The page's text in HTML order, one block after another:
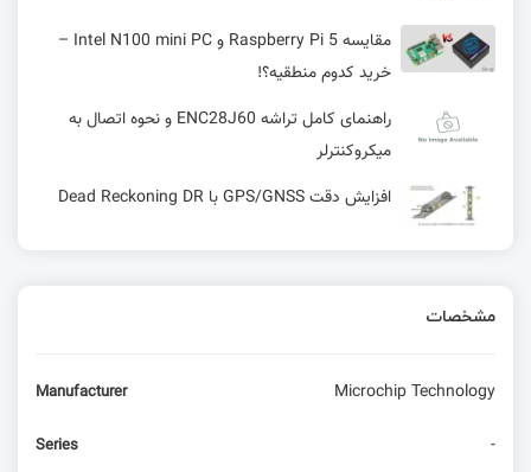
مقایسه Raspberry Pi 5 و Intel N100 mini PC –
خرید کدوم منطقیه؟!
راهنمای کامل تراشه ENC28J60 و نحوه اتصال به
میکروکنترلر
افزایش دقت GPS/GNSS با Dead Reckoning DR
مدل‌ مکانیکی به فوت‌پرینت
مشخصات
Manufacturer Microchip Technology
Series -